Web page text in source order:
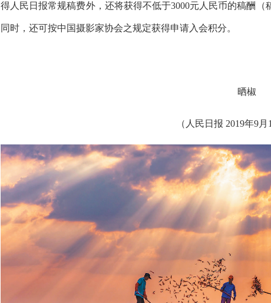
得人民日报常规稿费外，还将获得不低于3000元人民币的稿酬
同时，还可按中国摄影家协会之规定获得申请入会积分。
晒椒
（ 人民日报 2019年9